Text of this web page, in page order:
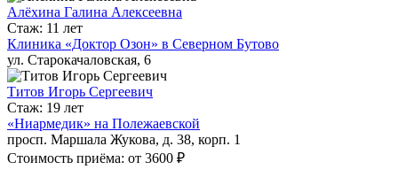
Алёхина Галина Алексеевна
Стаж: 11 лет
Клиника «Доктор Озон» в Северном Бутово
ул. Старокачаловская, 6
Титов Игорь Сергеевич
Стаж: 19 лет
«Ниармедик» на Полежаевской
просп. Маршала Жукова, д. 38, корп. 1
Стоимость приёма: от 3600 ₽